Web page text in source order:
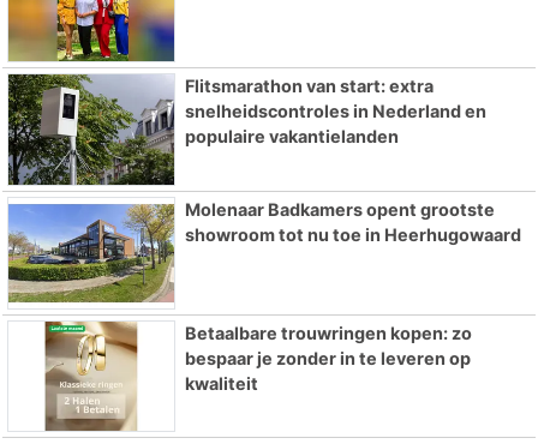
Flitsmarathon van start: extra
snelheidscontroles in Nederland en
populaire vakantielanden
Molenaar Badkamers opent grootste
showroom tot nu toe in Heerhugowaard
Betaalbare trouwringen kopen: zo
bespaar je zonder in te leveren op
kwaliteit